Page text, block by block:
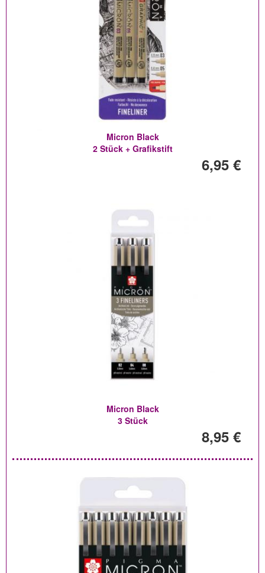
Micron Black
2 Stück + Grafikstift
6,95 €
Micron Black
3 Stück
8,95 €